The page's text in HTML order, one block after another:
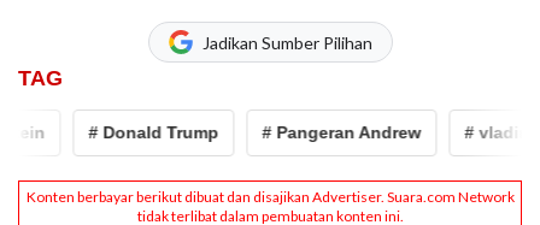
Jadikan Sumber Pilihan
TAG
# Donald Trump # Pangeran Andrew # vladimir